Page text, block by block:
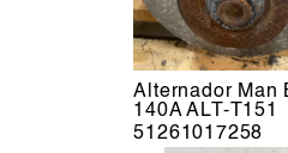
Alternador Man
140A ALT-T151
51261017258